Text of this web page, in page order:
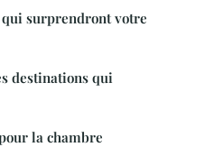
surprendront votre
destinations qui
la chambre